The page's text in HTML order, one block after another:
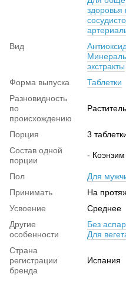
здоровья
Вид
экстракты
Форма выпуска
Таблетки
Разновидность
по
происхождению
Порция
3
Состав одной
порции
-
Пол Для
Принимать
На
Усвоение
Среднее
Другие
особенности
Без
Для
Страна
регистрации
бренда
Испания